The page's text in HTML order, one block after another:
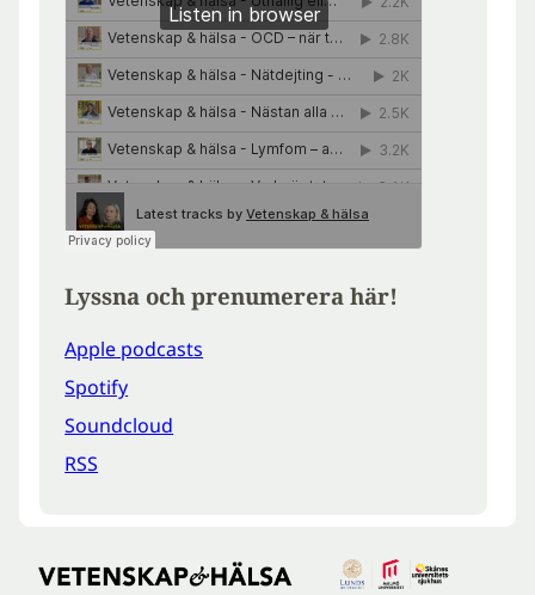
Lyssna och prenumerera här!
Apple podcasts
Spotify
Soundcloud
RSS